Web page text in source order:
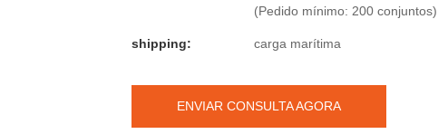
(Pedido mínimo: 200 conjuntos)
shipping: carga marítima
ENVIAR CONSULTA AGORA